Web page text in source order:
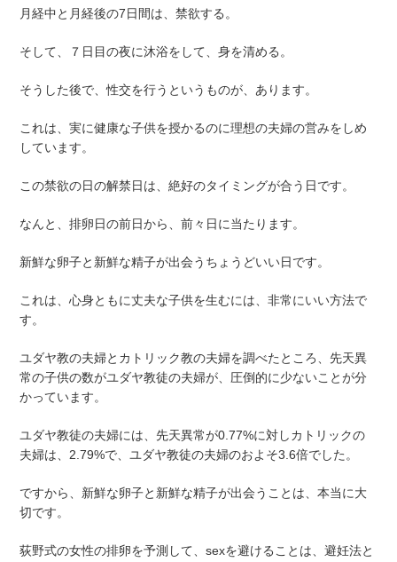
月経中と月経後の7日間は、禁欲する。
そして、７日目の夜に沐浴をして、身を清める。
そうした後で、性交を行うというものが、あります。
これは、実に健康な子供を授かるのに理想の夫婦の営みをしめ
しています。
この禁欲の日の解禁日は、絶好のタイミングが合う日です。
なんと、排卵日の前日から、前々日に当たります。
新鮮な卵子と新鮮な精子が出会うちょうどいい日です。
これは、心身ともに丈夫な子供を生むには、非常にいい方法で
す。
ユダヤ教の夫婦とカトリック教の夫婦を調べたところ、先天異
常の子供の数がユダヤ教徒の夫婦が、圧倒的に少ないことが分
かっています。
ユダヤ教徒の夫婦には、先天異常が0.77%に対しカトリックの
夫婦は、2.79%で、ユダヤ教徒の夫婦のおよそ3.6倍でした。
ですから、新鮮な卵子と新鮮な精子が出会うことは、本当に大
切です。
荻野式の女性の排卵を予測して、sexを避けることは、避妊法と